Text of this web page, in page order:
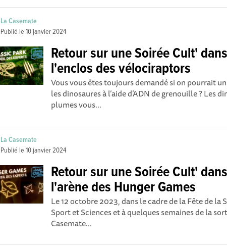
La Casemate
Publié le10 janvier 2024
Retour sur une Soirée Cult' dans
l'enclos des vélociraptors
Vous vous êtes toujours demandé si on pourrait
les dinosaures à l’aide d’ADN de grenouille ? Les
plumes vous...
La Casemate
Publié le10 janvier 2024
Retour sur une Soirée Cult' dans
l'arène des Hunger Games
Le 12 octobre 2023, dans le cadre de la Fête de la
Sport et Sciences et à quelques semaines de la
Casemate...